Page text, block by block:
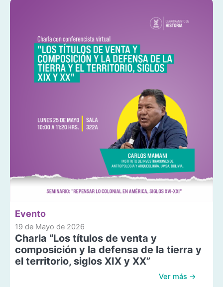
Evento
19 de Mayo de 2026
Charla “Los títulos de venta y
composición y la defensa de la tierra y
el territorio, siglos XIX y XX”
Ver más →